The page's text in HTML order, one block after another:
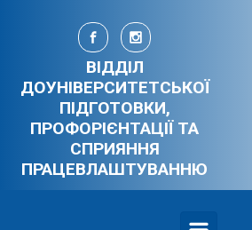
Skip to main content
ВІДДІЛ
ДОУНІВЕРСИТЕТСЬКОЇ
ПІДГОТОВКИ,
ПРОФОРІЄНТАЦІЇ ТА
СПРИЯННЯ
ПРАЦЕВЛАШТУВАННЮ